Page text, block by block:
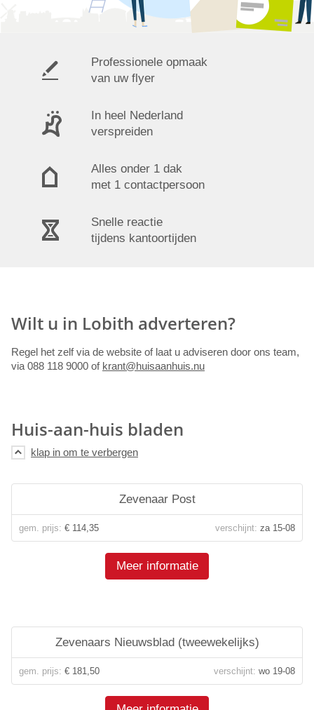
Professionele opmaak
van uw flyer
In heel Nederland
verspreiden
Alles onder 1 dak
met 1 contactpersoon
Snelle reactie
tijdens kantoortijden
Wilt u in Lobith adverteren?
Regel het zelf via de website of laat u adviseren door ons team,
via 088 118 9000 of krant@huisaanhuis.nu
Huis-aan-huis bladen
Zevenaar Post
gem. prijs: € 114,35 verschijnt: za 15-08
Meer informatie
Zevenaars Nieuwsblad (tweewekelijks)
gem. prijs: € 181,50 verschijnt: wo 19-08